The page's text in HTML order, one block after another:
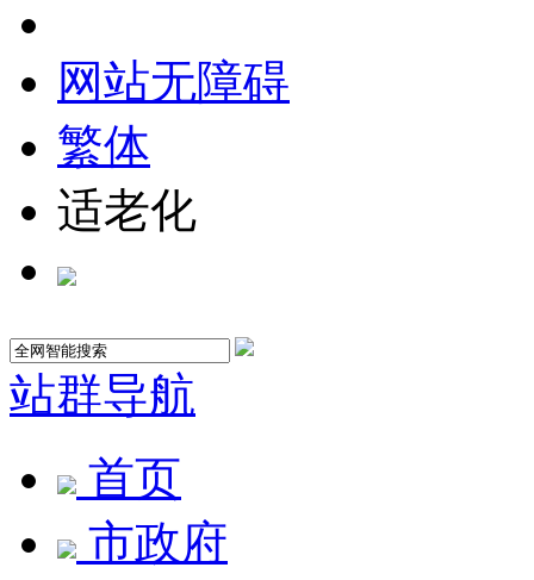
网站无障碍
繁体
适老化
站群导航
首页
市政府